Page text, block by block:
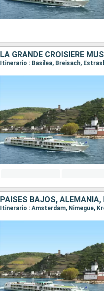
Itinerario : Basilea, Breisach,
PAISES BAJOS, ALEMANIA,
Itinerario : Amsterdam, Nimegue,